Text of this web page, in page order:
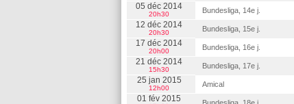
05 déc 2014
20h30 Bundesliga, 14e j.
12 déc 2014
20h30 Bundesliga, 15e j.
17 déc 2014
20h00 Bundesliga, 16e j.
21 déc 2014
15h30 Bundesliga, 17e j.
25 jan 2015
12h00 Amical
01 fév 2015